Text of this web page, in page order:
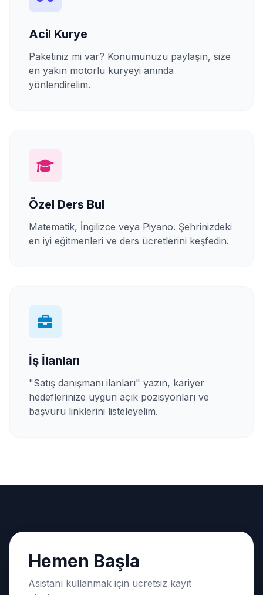
Acil Kurye
Paketiniz mi var? Konumunuzu paylaşın, size
en yakın motorlu kuryeyi anında
yönlendirelim.
Özel Ders Bul
Matematik, İngilizce veya Piyano. Şehrinizdeki
en iyi eğitmenleri ve ders ücretlerini keşfedin.
İş İlanları
"Satış danışmanı ilanları" yazın, kariyer
hedeflerinize uygun açık pozisyonları ve
başvuru linklerini listeleyelim.
Hemen Başla
Asistanı kullanmak için ücretsiz kayıt